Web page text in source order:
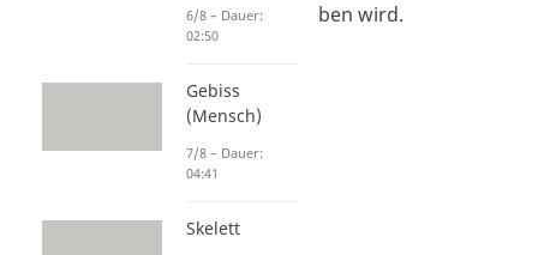
in das Blut abgegeben wird.
6/8 – Dauer:
02:50
Gebiss
(Mensch)
7/8 – Dauer:
04:41
Skelett